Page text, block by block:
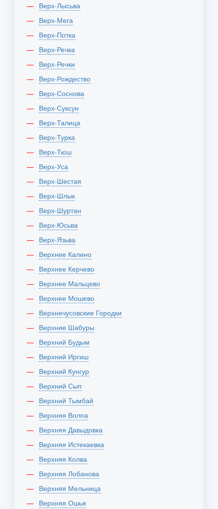
Верх-Лысьва
Верх-Мега
Верх-Потка
Верх-Речка
Верх-Речки
Верх-Рождество
Верх-Соснова
Верх-Суксун
Верх-Талица
Верх-Турка
Верх-Тюш
Верх-Уса
Верх-Шестая
Верх-Шлык
Верх-Шуртан
Верх-Юсьва
Верх-Язьва
Верхнее Калино
Верхнее Керчево
Верхнее Мальцево
Верхнее Мошево
Верхнечусовские Городки
Верхние Шабуры
Верхний Будым
Верхний Иргиш
Верхний Кунгур
Верхний Сып
Верхний Тымбай
Верхняя Волпа
Верхняя Давыдовка
Верхняя Истекаевка
Верхняя Колва
Верхняя Лобанова
Верхняя Мельница
Верхняя Ошья